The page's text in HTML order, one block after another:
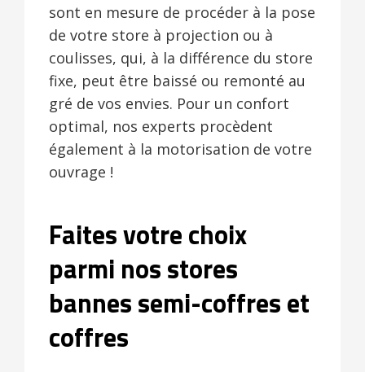
sont en mesure de procéder à la pose
de votre store à projection ou à
coulisses, qui, à la différence du store
fixe, peut être baissé ou remonté au
gré de vos envies. Pour un confort
optimal, nos experts procèdent
également à la motorisation de votre
ouvrage !
Faites votre choix
parmi nos stores
bannes semi-coffres et
coffres